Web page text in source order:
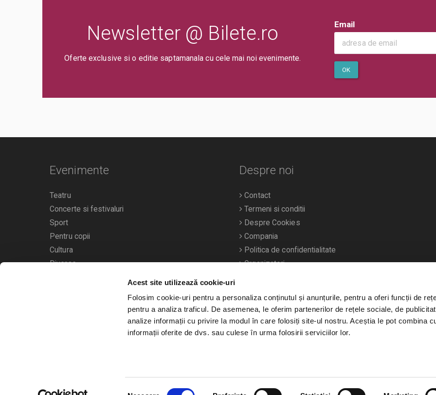
Acest site utilizează cookie-uri
Folosim cookie-uri pentru a personaliza conținutul și anunțurile, pentru a oferi funcții de
pentru a analiza traficul. De asemenea, le oferim partenerilor de rețele sociale, de
analize informații cu privire la modul în care folosiți site-ul nostru. Aceștia le pot combina
informații oferite de dvs. sau culese în urma folosirii serviciilor lor.
Newsletter @ Bilete.ro
Oferte exclusive si o editie saptamanala cu cele mai noi evenimente.
Email
OK
Evenimente
Teatru
Concerte si festivaluri
Sport
Pentru copii
Cultura
Diverse
Calendarul evenimentelor
Despre noi
Contact
Termeni si conditii
Despre Cookies
Compania
Politica de confidentialitate
Organizatori
Bilete.ro
A.N.P.C.
O.D.R.